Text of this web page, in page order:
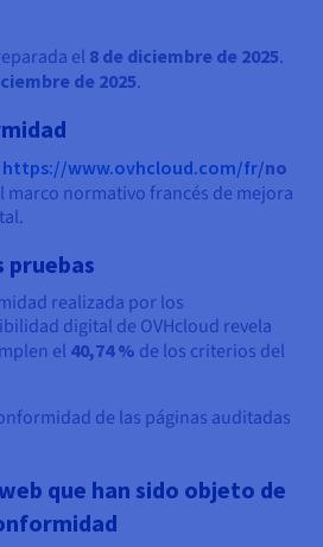
el 8 de diciembre de 2025.
de 2025.
https://www.ovhcloud.com/fr/no
marco normativo francés de mejora
pruebas
realizada por los
digital de OVHcloud revela
el 40,74 % de los criterios del
de las páginas auditadas
que han sido objeto de